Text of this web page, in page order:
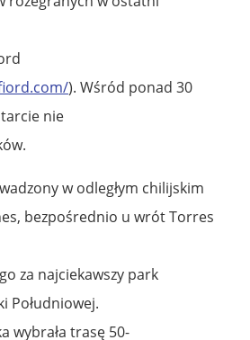
). Wśród ponad 30
nie
w odległym chilijskim
bezpośrednio u wrót Torres
za najciekawszy park
Południowej.
wybrała trasę 50-